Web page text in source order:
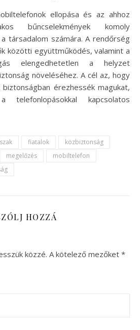
ellopása és az ahhoz
bűncselekmények komoly
társadalom számára. A rendőrség
közötti együttműködés, valamint a
elengedhetetlen a helyzet
növeléséhez. A cél az, hogy
érezhessék magukat,
telefonlopásokkal kapcsolatos
fiatalok
közbiztonság
megelőzés
mobiltelefon
HOZZÁ
közzé. A kötelező mezőket *